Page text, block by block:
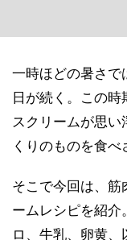
一時ほどの暑さで
日が続く。この
スクリームが思
くりのものを食べ
そこで今回は、筋
ームレシピを紹介
ロ、牛乳、卵黄